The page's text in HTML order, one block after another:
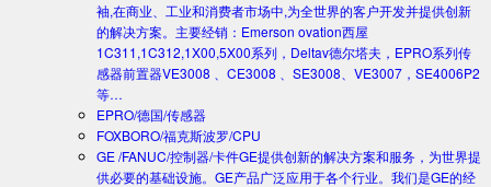
袖,在商业、工业和消费者市场中,为全世界的客户开发并提供创新
的解决方案。主要经销：Emerson ovation西屋
1C311,1C312,1X00,5X00系列，Deltav德尔塔夫，EPRO系列传
感器前置器VE3008 、CE3008 、SE3008、VE3007，SE4006P2
等…
EPRO/德国/传感器
FOXBORO/福克斯波罗/CPU
GE /FANUC/控制器/卡件GE提供创新的解决方案和服务，为世界提
供必要的基础设施。GE产品广泛应用于各个行业。我们是GE的经